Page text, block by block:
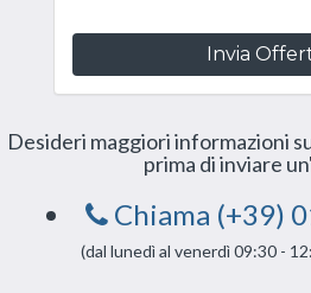
Invia
Desideri maggiori informazioni
prima di inviare
Chiama (+39)
(dal lunedì al venerdì 09:30 -